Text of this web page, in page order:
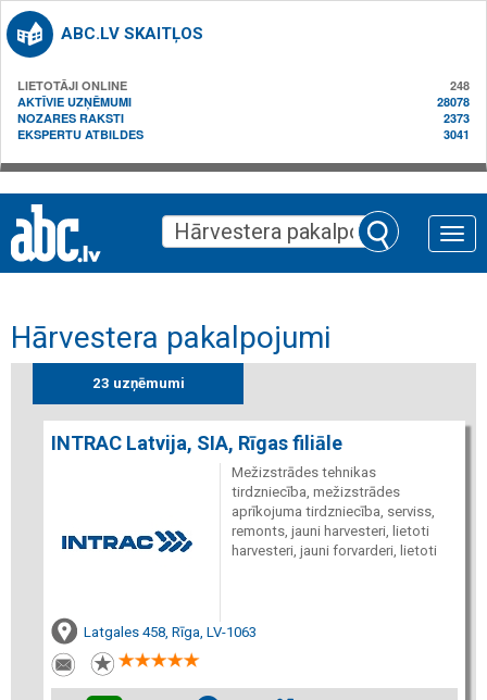
ABC.LV SKAITĻOS
LIETOTĀJI ONLINE
248
AKTĪVIE UZŅĒMUMI
28078
NOZARES RAKSTI
2373
EKSPERTU ATBILDES
3041
Toggle
Hārvestera pakalpojumi
23 uzņēmumi
INTRAC Latvija, SIA, Rīgas filiāle
Mežizstrādes tehnikas
tirdzniecība, mežizstrādes
aprīkojuma tirdzniecība, serviss,
remonts, jauni harvesteri, lietoti
harvesteri, jauni forvarderi, lietoti
Latgales 458, Rīga, LV-1063